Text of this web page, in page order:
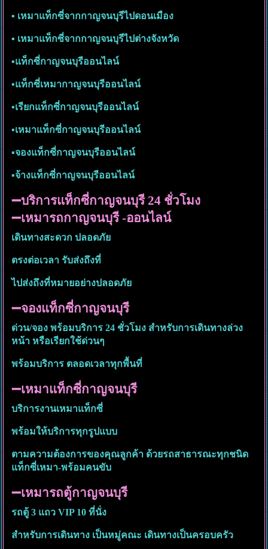
▪︎ เหมาแท็กซี่จากกาญจนบุรีไปดอนเมือง
▪︎ เหมาแท็กซี่จากกาญจนบุรีไปต่างจังหวัด
▪︎แท็กซี่กาญจนบุรีออนไลน์
▪︎แท็กซี่เหมากาญจนบุรีออนไลน์
▪︎เรียกแท็กซี่กาญจนบุรีออนไลน์
▪︎เหมาแท็กซี่กาญจนบุรีออนไลน์
▪︎จองแท็กซี่กาญจนบุรีออนไลน์
▪︎จ้างแท็กซี่กาญจนบุรีออนไลน์
➖บริการแท็กซี่กาญจนบุรี 24 ชั่วโมง
➖เหมารถกาญจนบุรี -ออนไลน์
เดินทางสะดวก ปลอดภัย
ตรงต่อเวลา รับส่งถึงที่
ไปส่งถึงที่หมายอย่างปลอดภัย
➖จองแท็กซี่กาญจนบุรี
ด่วน/จอง พร้อมบริการ 24 ชั่วโมง สำหรับการเดินทางล่วง
หน้า หรือเรียกใช้ด่วนๆ
พร้อมบริการ ตลอดเวลาทุกพื้นที่
➖เหมาแท็กซี่กาญจนบุรี
บริการงานเหมาแท็กซี่
พร้อมให้บริการทุกรูปแบบ
ตามความต้องการของคุณลูกค้า ด้วยรถสาธารณะทุกชนิด
แท็กซี่เหมา-พร้อมคนขับ
➖เหมารถตู้กาญจนบุรี
รถตู้ 3 แถว VIP 10 ที่นั่ง
สำหรับการเดินทาง เป็นหมู่คณะ เดินทางเป็นครอบครัว